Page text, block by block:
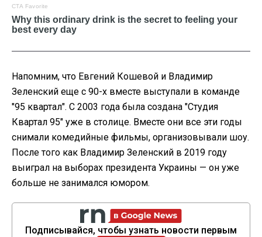
Напомним, что Евгений Кошевой и Владимир
Зеленский еще с 90-х вместе выступали в команде
"95 квартал". С 2003 года была создана "Студия
Квартал 95" уже в столице. Вместе они все эти годы
снимали комедийные фильмы, организовывали шоу.
После того как Владимир Зеленский в 2019 году
выиграл на выборах президента Украины — он уже
больше не занимался юмором.
Подписывайся, чтобы узнать новости первым